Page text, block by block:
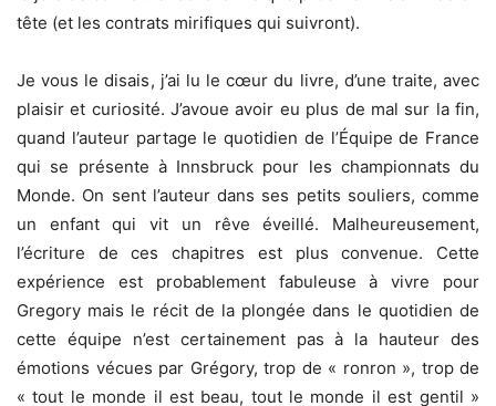
tête (et les contrats mirifiques qui suivront).
Je vous le disais, j’ai lu le cœur du livre, d’une traite, avec
plaisir et curiosité. J’avoue avoir eu plus de mal sur la fin,
quand l’auteur partage le quotidien de l’Équipe de France
qui se présente à Innsbruck pour les championnats du
Monde. On sent l’auteur dans ses petits souliers, comme
un enfant qui vit un rêve éveillé. Malheureusement,
l’écriture de ces chapitres est plus convenue. Cette
expérience est probablement fabuleuse à vivre pour
Gregory mais le récit de la plongée dans le quotidien de
cette équipe n’est certainement pas à la hauteur des
émotions vécues par Grégory, trop de « ronron », trop de
« tout le monde il est beau, tout le monde il est gentil »